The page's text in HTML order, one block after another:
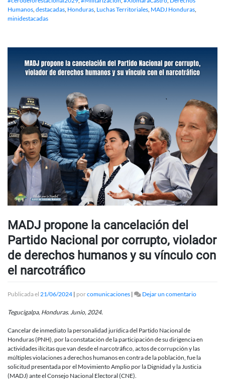
Humanos, destacadas, Honduras, Luchas Territoriales, MADJ Honduras,
minidestacadas
MADJ propone la cancelación del
Partido Nacional por corrupto, violador
de derechos humanos y su vínculo con
el narcotráfico
Publicada el 21/06/2024 | porcomunicaciones | Dejar un comentarioen
del
Partido
Nacional
por
Tegucigalpa, Honduras. Junio, 2024.
Cancelar de inmediato la personalidad jurídica del Partido Nacional de
Honduras (PNH), por la constatación de la participación de su dirigencia en
actividades ilícitas que van desde el narcotráfico, actos de corrupción y las
múltiples violaciones a derechos humanos en contra de la población, fue la
solicitud presentada por el Movimiento Amplio por la Dignidad y la Justicia
(MADJ) ante el Consejo Nacional Electoral (CNE).